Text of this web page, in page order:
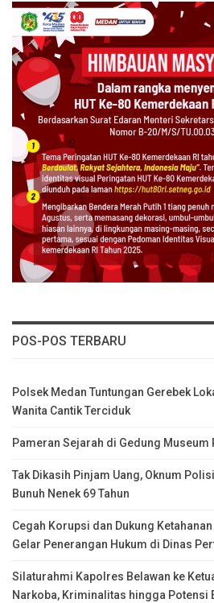
POS-POS TERBARU
Polsek Medan Tuntungan Gerebek
Wanita Cantik Terciduk
Pameran Sejarah di Gedung
Tak Dikasih Pinjam Uang, Oknum
Bunuh Nenek 69 Tahun
Cegah Korupsi dan Dukung
Gelar Penerangan Hukum di Dinas
Silaturahmi Kapolres Belawan ke
Narkoba, Kriminalitas hingga Potensi